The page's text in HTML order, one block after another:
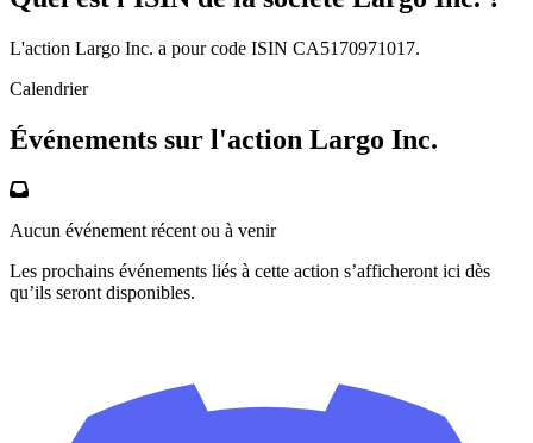
L'action Largo Inc. a pour code ISIN CA5170971017.
Calendrier
Événements sur l'action Largo Inc.
Aucun événement récent ou à venir
Les prochains événements liés à cette action s’afficheront ici dès
qu’ils seront disponibles.